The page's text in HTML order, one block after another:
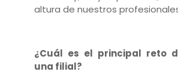
altura de nuestros
¿Cuál es el principal reto
una filial?